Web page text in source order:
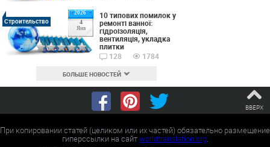
2026
4
Янв
Строительство
10 типових помилок у
ремонті ванної:
гідроізоляція,
вентиляція, укладка
плитки
128
1784
БОЛЬШЕ НОВОСТЕЙ
ВВЕРХ
При копировании статей (целиком или их частей) обязательно размещение
гиперссылки на сайтworldtranslation.org.